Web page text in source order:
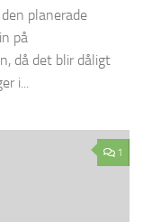
planerade
på
då det blir dåligt
i...
1